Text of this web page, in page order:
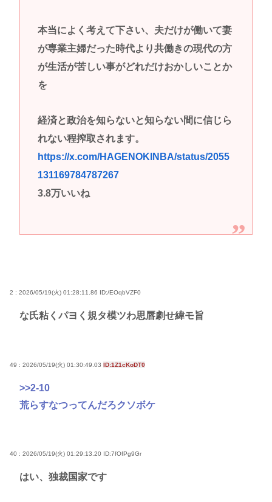
本当によく考えて下さい、夫だけが働いて妻
が専業主婦だった時代より共働きの現代の方
が生活が苦しい事がどれだけおかしいことか
を
経済と政治を知らないと知らない間に信じら
れない程搾取されます。
https://x.com/HAGENOKINBA/status/2055
131169784787267
3.8万いいね
2 : 2026/05/19(火) 01:28:11.86 ID:/EOqbVZF0
な氏粘くパヨく規タ模ツわ思唇劇せ緯モ旨
49 : 2026/05/19(火) 01:30:49.03 ID:1Z1cKoDT0
>>2-10
荒らすなつってんだろクソボケ
40 : 2026/05/19(火) 01:29:13.20 ID:7fOfPg9Gr
はい、独裁国家です